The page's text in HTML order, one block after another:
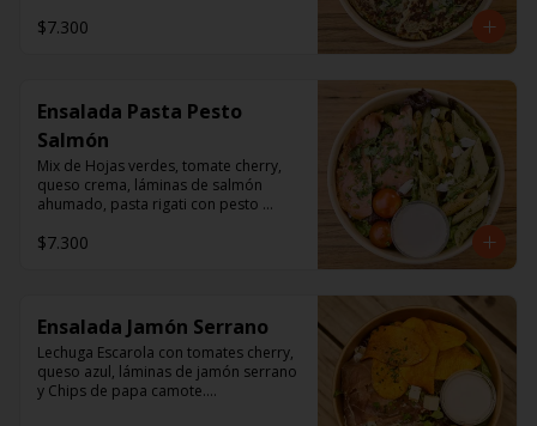
limón, sal, cúrcuma, comino y
$7.300
Ensalada Pasta Pesto
Salmón
Mix de Hojas verdes, tomate cherry,
queso crema, láminas de salmón
ahumado, pasta rigati con pesto
mayonesa, jugo de limón, sal,
$7.300
Ensalada Jamón Serrano
Lechuga Escarola con tomates cherry,
queso azul, láminas de jamón serrano
y Chips de papa camote.